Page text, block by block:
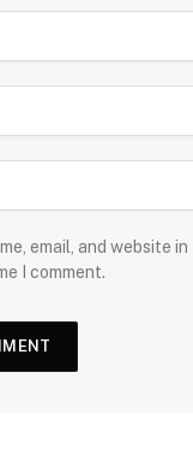
email, and website
I comment.